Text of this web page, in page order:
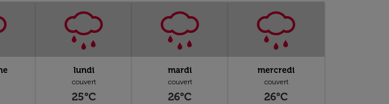
lundi
couvert
25°C
mardi
couvert
26°C
mercredi
couvert
26°C